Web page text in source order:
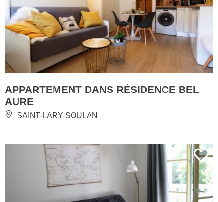
APPARTEMENT DANS RÉSIDENCE BEL
AURE
SAINT-LARY-SOULAN